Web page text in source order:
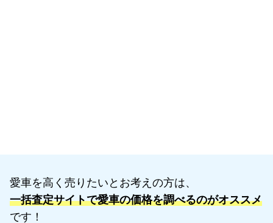
愛車を高く売りたいとお考えの方は、
一括査定サイトで愛車の価格を調べるのがオススメ
です！